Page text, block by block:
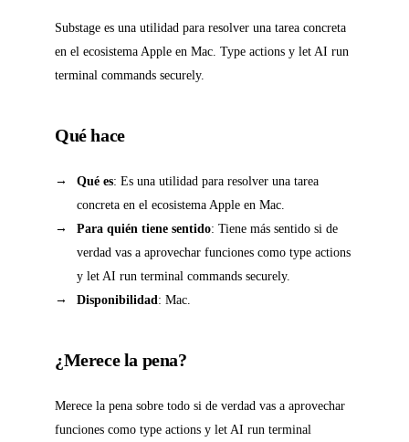
Substage es una utilidad para resolver una tarea concreta
en el ecosistema Apple en Mac. Type actions y let AI run
terminal commands securely.
Qué hace
Qué es: Es una utilidad para resolver una tarea
concreta en el ecosistema Apple en Mac.
Para quién tiene sentido: Tiene más sentido si de
verdad vas a aprovechar funciones como type actions
y let AI run terminal commands securely.
Disponibilidad: Mac.
¿Merece la pena?
Merece la pena sobre todo si de verdad vas a aprovechar
funciones como type actions y let AI run terminal